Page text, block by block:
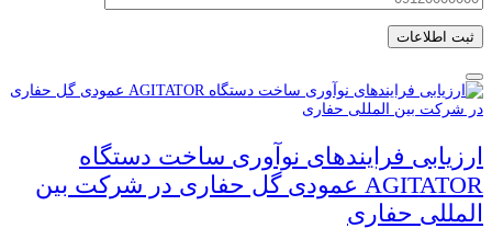
ارزیابی فرایندهای نوآوری ساخت دستگاه
AGITATOR عمودی گل حفاری در شرکت بین
المللی حفاری